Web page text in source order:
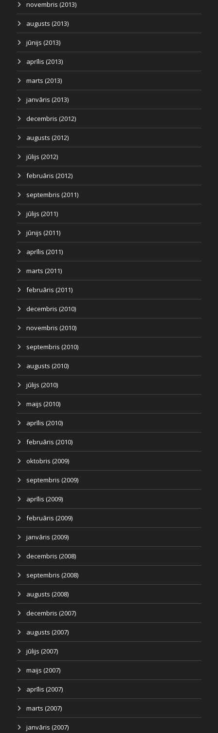
novembris (2013)
augusts (2013)
jūnijs (2013)
aprīlis (2013)
marts (2013)
janvāris (2013)
decembris (2012)
augusts (2012)
jūlijs (2012)
februāris (2012)
septembris (2011)
jūlijs (2011)
jūnijs (2011)
aprīlis (2011)
marts (2011)
februāris (2011)
decembris (2010)
novembris (2010)
septembris (2010)
augusts (2010)
jūlijs (2010)
maijs (2010)
aprīlis (2010)
februāris (2010)
oktobris (2009)
septembris (2009)
aprīlis (2009)
februāris (2009)
janvāris (2009)
decembris (2008)
septembris (2008)
augusts (2008)
decembris (2007)
augusts (2007)
jūlijs (2007)
maijs (2007)
aprīlis (2007)
marts (2007)
janvāris (2007)